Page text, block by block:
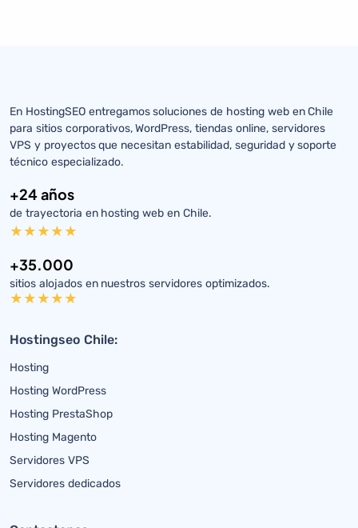
En HostingSEO entregamos soluciones de hosting web en Chile
para sitios corporativos, WordPress, tiendas online, servidores
VPS y proyectos que necesitan estabilidad, seguridad y soporte
técnico especializado.
+24 años
de trayectoria en hosting web en Chile.
+35.000
sitios alojados en nuestros servidores optimizados.
Hostingseo Chile:
Hosting
Hosting WordPress
Hosting PrestaShop
Hosting Magento
Servidores VPS
Servidores dedicados